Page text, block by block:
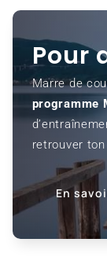
Pour
Marre de
programme
retrouver
En